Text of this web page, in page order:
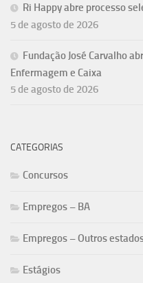
Ri Happy abre processo
5 de agosto de 2026
Fundação José Carvalho
Enfermagem e Caixa
5 de agosto de 2026
CATEGORIAS
Concursos
Empregos – BA
Empregos – Outros
Estágios